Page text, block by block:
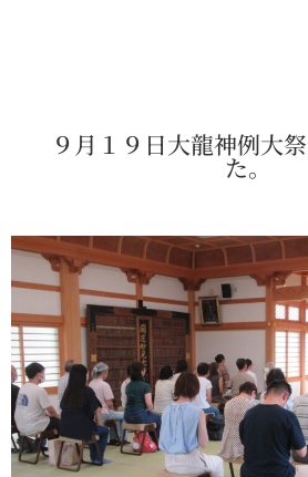
９月１９日大龍神例大
た。